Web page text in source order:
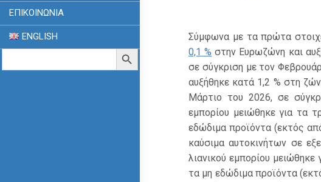
ΕΠΙΚΟΙΝΩΝΙΑ
ENGLISH
Search
Search Button
Σύμφωνα με τα πρώτα
0,1 % στην Ευρωζώνη και
σε σύγκριση με τον
αυξήθηκε κατά 1,2 % στη
Μάρτιο του 2026, σε
εμπορίου μειώθηκε για τα
εδώδιμα προϊόντα (εκτός
καύσιμα αυτοκινήτων σε
λιανικού εμπορίου
τα μη εδώδιμα προϊόντα